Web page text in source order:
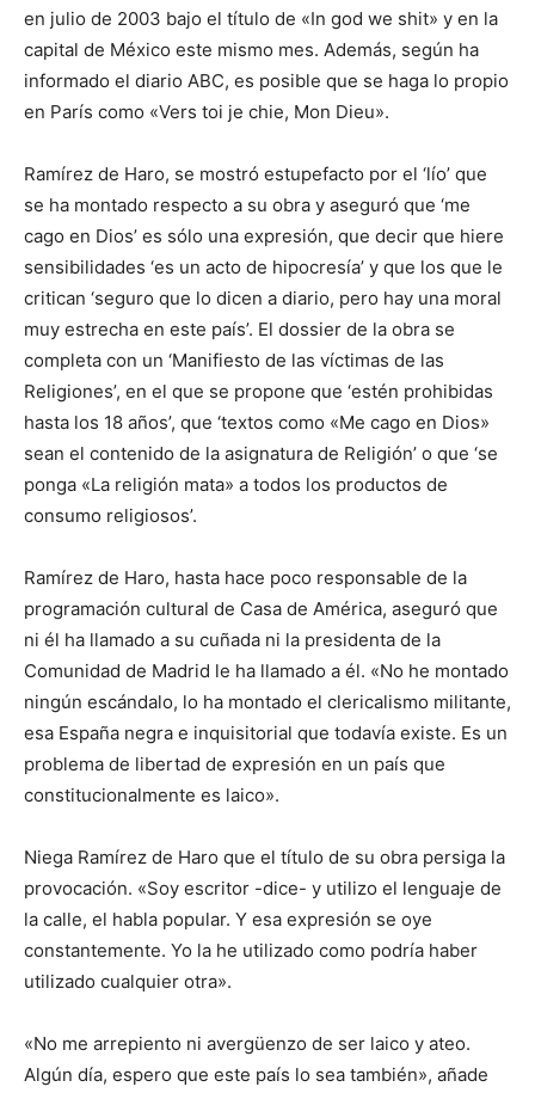
en julio de 2003 bajo el título de «In god we shit» y en la
capital de México este mismo mes. Además, según ha
informado el diario ABC, es posible que se haga lo propio
en París como «Vers toi je chie, Mon Dieu».
Ramírez de Haro, se mostró estupefacto por el ‘lío’ que
se ha montado respecto a su obra y aseguró que ‘me
cago en Dios’ es sólo una expresión, que decir que hiere
sensibilidades ‘es un acto de hipocresía’ y que los que le
critican ‘seguro que lo dicen a diario, pero hay una moral
muy estrecha en este país’. El dossier de la obra se
completa con un ‘Manifiesto de las víctimas de las
Religiones’, en el que se propone que ‘estén prohibidas
hasta los 18 años’, que ‘textos como «Me cago en Dios»
sean el contenido de la asignatura de Religión’ o que ‘se
ponga «La religión mata» a todos los productos de
consumo religiosos’.
Ramírez de Haro, hasta hace poco responsable de la
programación cultural de Casa de América, aseguró que
ni él ha llamado a su cuñada ni la presidenta de la
Comunidad de Madrid le ha llamado a él. «No he montado
ningún escándalo, lo ha montado el clericalismo militante,
esa España negra e inquisitorial que todavía existe. Es un
problema de libertad de expresión en un país que
constitucionalmente es laico».
Niega Ramírez de Haro que el título de su obra persiga la
provocación. «Soy escritor -dice- y utilizo el lenguaje de
la calle, el habla popular. Y esa expresión se oye
constantemente. Yo la he utilizado como podría haber
utilizado cualquier otra».
«No me arrepiento ni avergüenzo de ser laico y ateo.
Algún día, espero que este país lo sea también», añade